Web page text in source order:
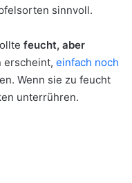
sinnvoll.
feucht, aber
erscheint, einfach noch
Wenn sie zu feucht
unterrühren.